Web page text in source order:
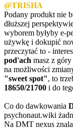
@TRISHA
Podany produkt nie
dłuższej
wyborem byłyby e-
używkę i dokupić
przeczytać to -
pod'ach masz z
na możliwości
"sweet spot", to
18650/21700 i do
Co do dawkowania
psychonaut.wiki
Na DMT nexus